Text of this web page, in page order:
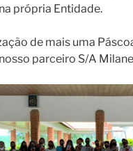
própria Entidade.
de mais uma
parceiro S/A